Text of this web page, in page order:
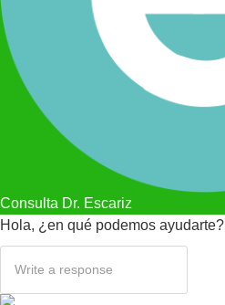
Consulta Dr. Escariz
Hola, ¿en qué podemos ayudarte?